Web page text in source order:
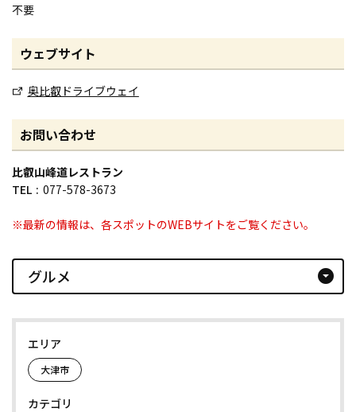
不要
ウェブサイト
奥比叡ドライブウェイ
お問い合わせ
比叡山峰道レストラン
TEL
077-578-3673
※最新の情報は、各スポットのWEBサイトをご覧ください。
グルメ arrow_drop_down_circle
エリア
大津市
カテゴリ